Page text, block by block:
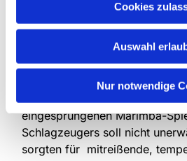
Cookies
Auswahl
Nur notwendige
Foto oben: Jeroen Berwaerts
Auch die musikalische
eingesprungenen Marimba-
Schlagzeugers soll nicht
sorgten für mitreißende,